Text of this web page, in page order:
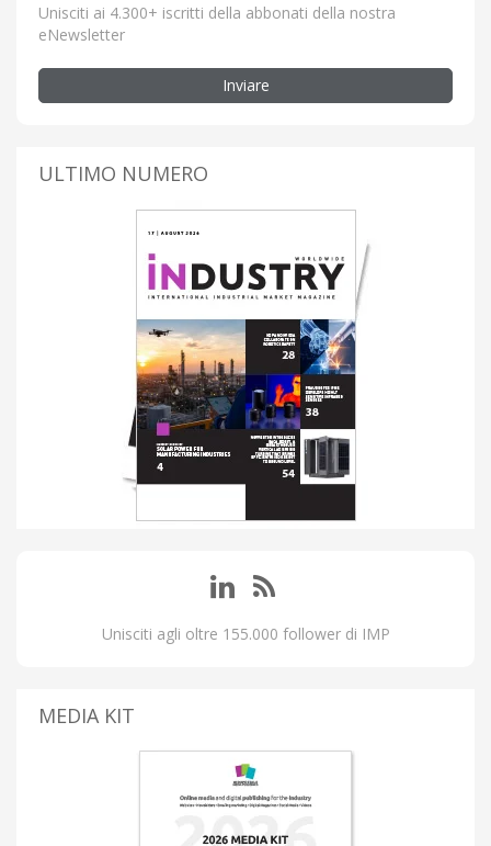
Unisciti ai 4.300+ iscritti della abbonati della nostra
eNewsletter
Inviare
ULTIMO NUMERO
Unisciti agli oltre 155.000 follower di IMP
MEDIA KIT